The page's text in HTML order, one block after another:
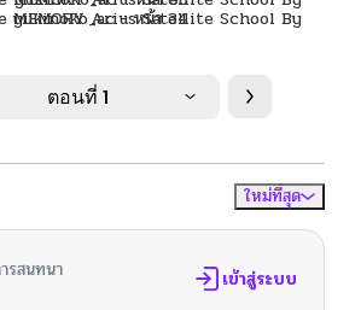
ตอนที่ 1
ใหม่ที่สุด
รสนทนา เข้าสู่ระบบ